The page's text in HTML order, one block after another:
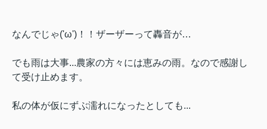
なんでじゃ('ω')！！ザーザーって轟音が…
でも雨は大事...農家の方々には恵みの雨。なので感謝し
て受け止めます。
私の体が仮にずぶ濡れになったとしても...